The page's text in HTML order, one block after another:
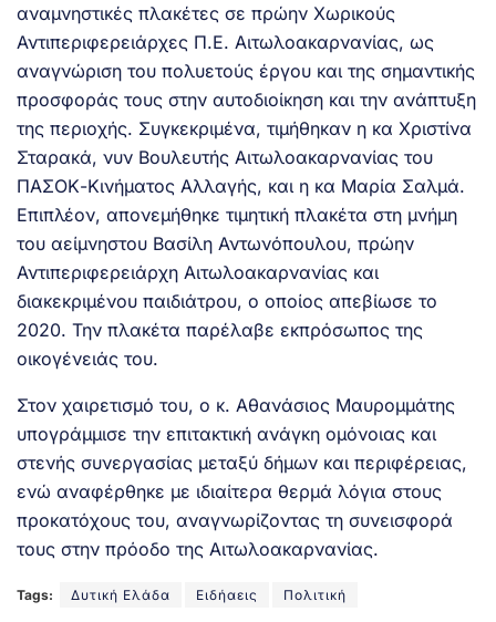
αναμνηστικές πλακέτες σε πρώην Χωρικούς
Αντιπεριφερειάρχες Π.Ε. Αιτωλοακαρνανίας, ως
αναγνώριση του πολυετούς έργου και της σημαντικής
προσφοράς τους στην αυτοδιοίκηση και την ανάπτυξη
της περιοχής. Συγκεκριμένα, τιμήθηκαν η κα Χριστίνα
Σταρακά, νυν Βουλευτής Αιτωλοακαρνανίας του
ΠΑΣΟΚ-Κινήματος Αλλαγής, και η κα Μαρία Σαλμά.
Επιπλέον, απονεμήθηκε τιμητική πλακέτα στη μνήμη
του αείμνηστου Βασίλη Αντωνόπουλου, πρώην
Αντιπεριφερειάρχη Αιτωλοακαρνανίας και
διακεκριμένου παιδιάτρου, ο οποίος απεβίωσε το
2020. Την πλακέτα παρέλαβε εκπρόσωπος της
οικογένειάς του.
Στον χαιρετισμό του, ο κ. Αθανάσιος Μαυρομμάτης
υπογράμμισε την επιτακτική ανάγκη ομόνοιας και
στενής συνεργασίας μεταξύ δήμων και περιφέρειας,
ενώ αναφέρθηκε με ιδιαίτερα θερμά λόγια στους
προκατόχους του, αναγνωρίζοντας τη συνεισφορά
τους στην πρόοδο της Αιτωλοακαρνανίας.
Tags: Δυτική Ελάδα Ειδήαεις Πολιτική